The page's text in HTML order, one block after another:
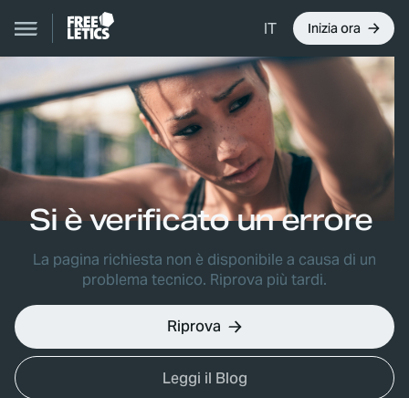
IT Inizia ora
Si è verificato un errore
La pagina richiesta non è disponibile a causa di un
problema tecnico. Riprova più tardi.
Riprova
Leggi il Blog